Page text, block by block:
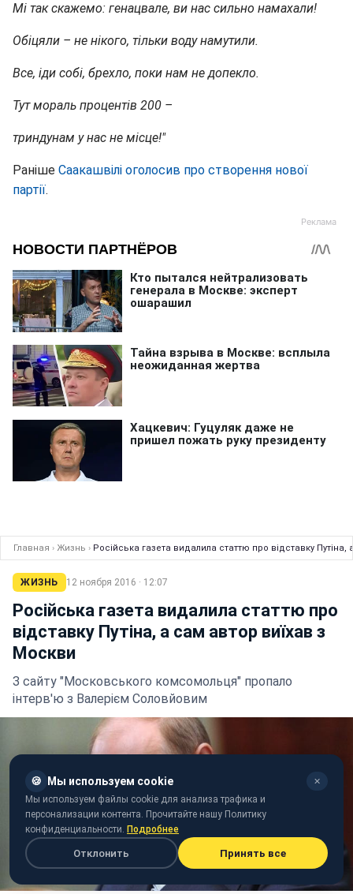
Мі так скажемо: генацвале, ви нас сильно намахали!
Обіцяли – не нікого, тільки воду намутили.
Все, іди собі, брехло, поки нам не допекло.
Тут мораль процентів 200 –
триндунам у нас не місце!"
Раніше Саакашвілі оголосив про створення нової
партії.
Главная › Жизнь › Російська газета видалила статтю про відставку
ЖИЗНЬ 12 ноября 2016 · 12:07
Російська газета видалила статтю про
відставку Путіна, а сам автор виїхав з
Москви
З сайту "Московського комсомольця" пропало
інтерв'ю з Валерієм Соловйовим
🍪 Мы используем cookie ✕
Мы используем файлы cookie для анализа трафика и
персонализации контента. Прочитайте нашу Политику
конфиденциальности. Подробнее
Отклонить Принять все